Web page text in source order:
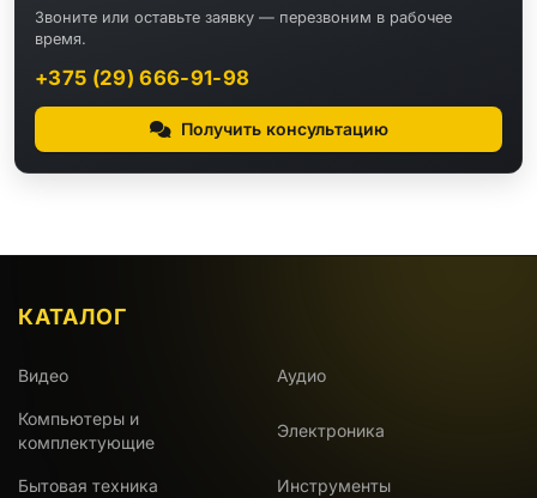
Звоните или оставьте заявку — перезвоним в рабочее
время.
+375 (29) 666-91-98
Получить консультацию
КАТАЛОГ
Видео Аудио
Компьютеры и
комплектующие
Электроника
Бытовая техника Инструменты